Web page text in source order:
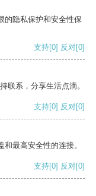
的隐私保护和安全性保
支持[0] 反对[0]
联系，分享生活点滴。
支持[0] 反对[0]
最高安全性的连接。
支持[0] 反对[0]